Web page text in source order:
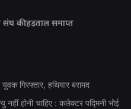
संघ की हड़ताल समाप्त
गिरफ्तार, हथियार बरामद
होनी चाहिए : कलेक्टर पद्मिनी भोई